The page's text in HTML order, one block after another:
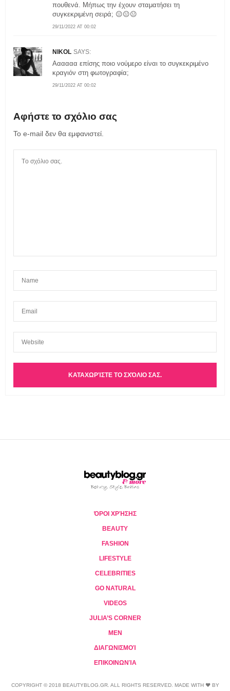
29/11/2022 AT 00:02
πουθενά. Μήπως την έχουν σταματήσει τη
συγκεκριμένη σειρά; 😐😐😐
NIKOL SAYS:
29/11/2022 AT 00:02
Αααααα επίσης ποιο νούμερο είναι το συγκεκριμένο
κραγιόν στη φωτογραφία;
Αφήστε το σχόλιο σας
Το e-mail δεν θα εμφανιστεί.
ΌΡΟΙ ΧΡΉΣΗΣ
BEAUTY
FASHION
LIFESTYLE
CELEBRITIES
GO NATURAL
VIDEOS
JULIA’S CORNER
MEN
ΔΙΑΓΩΝΙΣΜΟΊ
ΕΠΙΚΟΙΝΩΝΊΑ
COPYRIGHT © 2018 BEAUTYBLOG.GR. ALL RIGHTS RESERVED. MADE WITH ❤ BY